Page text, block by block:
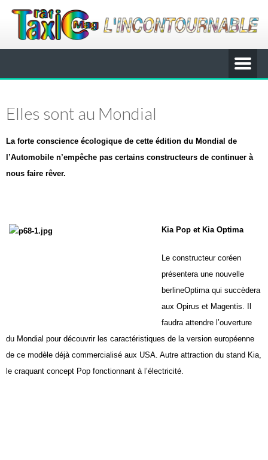
Elles sont au Mondial
La forte conscience écologique de cette édition du Mondial de
l’Automobile n’empêche pas certains constructeurs de continuer à
nous faire rêver.
Kia Pop et Kia Optima
Le constructeur coréen
présentera une nouvelle
berlineOptima qui succèdera
aux Opirus et Magentis. Il
faudra attendre l’ouverture
du Mondial pour découvrir les caractéristiques de la version européenne
de ce modèle déjà commercialisé aux USA. Autre attraction du stand Kia,
le craquant concept Pop fonctionnant à l’électricité.